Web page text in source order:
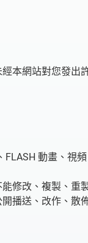
本網站對您發出
動畫、視
修改、複製、
播送、改作、